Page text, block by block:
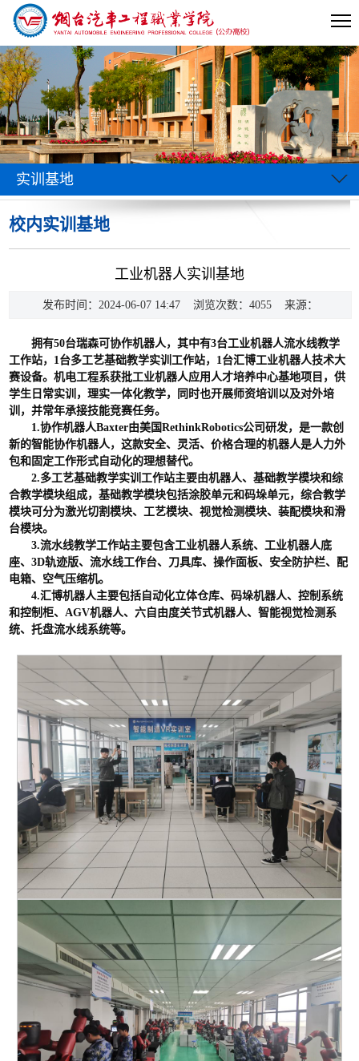
实训基地
校内实训基地
>>实训基地>> 校内实训基地
工业机器人实训基地
发布时间：2024-06-07 14:47 浏览次数： 4055 来源：
拥有50台瑞森可协作机器人，其中有3台工业机器人流水线教学
工作站，1台多工艺基础教学实训工作站，1台汇博工业机器人技术大
赛设备。机电工程系获批工业机器人应用人才培养中心基地项目，供
学生日常实训，理实一体化教学，同时也开展师资培训以及对外培
训，并常年承接技能竞赛任务。
1.协作机器人Baxter由美国RethinkRobotics公司研发，是一款创
新的智能协作机器人，这款安全、灵活、价格合理的机器人是人力外
包和固定工作形式自动化的理想替代。
2.多工艺基础教学实训工作站主要由机器人、基础教学模块和综
合教学模块组成，基础教学模块包括涂胶单元和码垛单元，综合教学
模块可分为激光切割模块、工艺模块、视觉检测模块、装配模块和滑
台模块。
3.流水线教学工作站主要包含工业机器人系统、工业机器人底
座、3D轨迹版、流水线工作台、刀具库、操作面板、安全防护栏、配
电箱、空气压缩机。
4.汇博机器人主要包括自动化立体仓库、码垛机器人、控制系统
和控制柜、AGV机器人、六自由度关节式机器人、智能视觉检测系
统、托盘流水线系统等。